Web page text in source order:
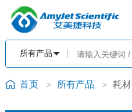
首页 > 所有产品 > 耗材